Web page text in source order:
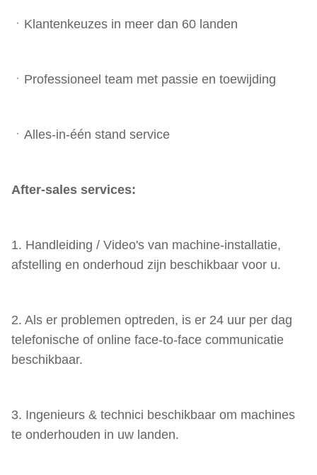
ㆍKlantenkeuzes in meer dan 60 landen
ㆍProfessioneel team met passie en toewijding
ㆍAlles-in-één stand service
After-sales services:
1. Handleiding / Video's van machine-installatie,
afstelling en onderhoud zijn beschikbaar voor u.
2. Als er problemen optreden, is er 24 uur per dag
telefonische of online face-to-face communicatie
beschikbaar.
3. Ingenieurs & technici beschikbaar om machines
te onderhouden in uw landen.